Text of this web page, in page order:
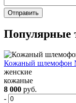
Популярные
Кожаный шлемофон
женские
кожаные
8 000 руб.
-